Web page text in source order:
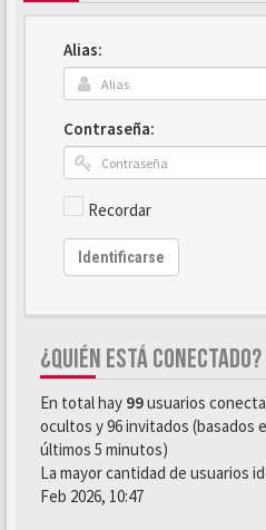
Alias:
Contraseña:
Recordar
Identificarse
¿QUIÉN ESTÁ CONECTADO?
En total hay 99usuarios
ocultos y 96 invitados (basados
últimos 5 minutos)
La mayor cantidad de usuarios
Feb 2026, 10:47